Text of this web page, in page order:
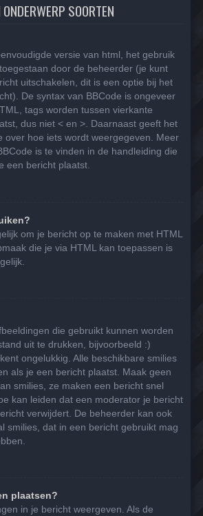
SOORTEN
versie van html, het gebruik
door de beheerder (je kunt
uitschakelen, dit is een optie bij het
De syntax van BBCode is ongeveer
tags worden tussen vierkante
dus niet < en >. Daarnaast geeft het
over hoe iets wordt weergegeven. Meer
is te vinden in de handleiding die
een bericht plaatst.
om je bericht op te maken met HTML
die je via HTML kan toepassen is
die gebruikt kunnen worden
uit te drukken, bijvoorbeeld :)
ongelukkig. Alle beschikbare smilies
als je een bericht plaatst. Maak geen
smilies, ze maken een bericht snel
kan leiden dat een moderator je bericht
verwijdert. De beheerder kan ook
smilies, dat in een bericht gebruikt mag
plaatsen?
in je bericht weergeven. Als de